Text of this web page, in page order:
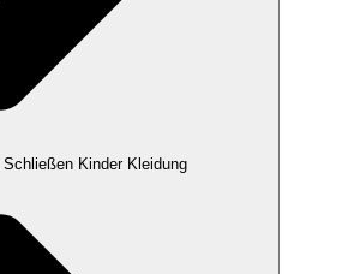
Schließen Kinder Kleidung